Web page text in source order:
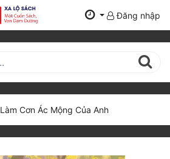
Đăng nhập
Cơn Ác Mộng Của Anh